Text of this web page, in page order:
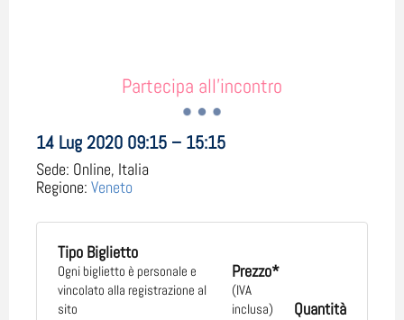
Partecipa all'incontro
14 Lug 2020 09:15 – 15:15
Sede: Online, Italia
Regione: Veneto
Tipo Biglietto
Ogni biglietto è personale e
vincolato alla registrazione al
sito
Prezzo*
(IVA
inclusa)
Quantità